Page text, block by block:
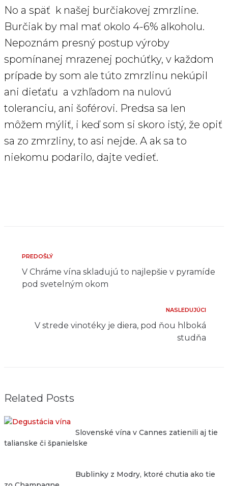
No a späť k našej burčiakovej zmrzline.
Burčiak by mal mať okolo 4-6% alkoholu.
Nepoznám presný postup výroby
spomínanej mrazenej pochúťky, v každom
prípade by som ale túto zmrzlinu nekúpil
ani dieťaťu a vzhľadom na nulovú
toleranciu, ani šoférovi. Predsa sa len
môžem mýliť, i keď som si skoro istý, že opiť
sa zo zmrzliny, to asi nejde. A ak sa to
niekomu podarilo, dajte vedieť.
a
v
P
r
e
d
PREDOŠLÝ
V Chráme vína skladujú to najlepšie v pyramíde
pod svetelným okom
ú
i
NASLEDUJÚCI
V strede vinotéky je diera, pod ňou hlboká
studňa
Related Posts
Slovenské vína v Cannes zatienili aj tie
talianske či španielske
Bublinky z Modry, ktoré chutia ako tie